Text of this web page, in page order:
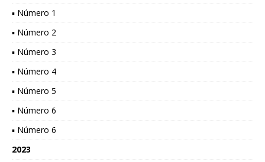
▪ Número 1
▪ Número 2
▪ Número 3
▪ Número 4
▪ Número 5
▪ Número 6
▪ Número 6
2023